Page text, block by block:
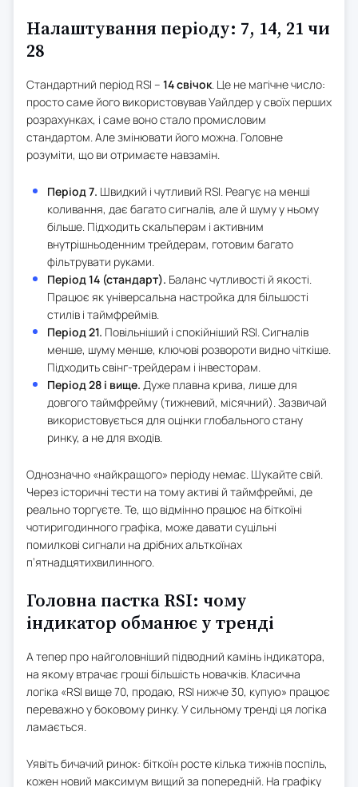
Налаштування періоду: 7, 14, 21 чи
28
Стандартний період RSI – 14 свічок. Це не магічне число:
просто саме його використовував Уайлдер у своїх перших
розрахунках, і саме воно стало промисловим
стандартом. Але змінювати його можна. Головне
розуміти, що ви отримаєте навзамін.
Період 7. Швидкий і чутливий RSI. Реагує на менші
коливання, дає багато сигналів, але й шуму у ньому
більше. Підходить скальперам і активним
внутрішньоденним трейдерам, готовим багато
фільтрувати руками.
Період 14 (стандарт). Баланс чутливості й якості.
Працює як універсальна настройка для більшості
стилів і таймфреймів.
Період 21. Повільніший і спокійніший RSI. Сигналів
менше, шуму менше, ключові розвороти видно чіткіше.
Підходить свінг-трейдерам і інвесторам.
Період 28 і вище. Дуже плавна крива, лише для
довгого таймфрейму (тижневий, місячний). Зазвичай
використовується для оцінки глобального стану
ринку, а не для входів.
Однозначно «найкращого» періоду немає. Шукайте свій.
Через історичні тести на тому активі й таймфреймі, де
реально торгуєте. Те, що відмінно працює на біткоїні
чотиригодинного графіка, може давати суцільні
помилкові сигнали на дрібних альткоїнах
п’ятнадцятихвилинного.
Головна пастка RSI: чому
індикатор обманює у тренді
А тепер про найголовніший підводний камінь індикатора,
на якому втрачає гроші більшість новачків. Класична
логіка «RSI вище 70, продаю, RSI нижче 30, купую» працює
переважно у боковому ринку. У сильному тренді ця логіка
ламається.
Уявіть бичачий ринок: біткоїн росте кілька тижнів поспіль,
кожен новий максимум вищий за попередній. На графіку